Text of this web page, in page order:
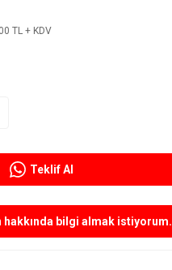
TL + KDV
Teklif Al
hakkında bilgi almak istiyorum.